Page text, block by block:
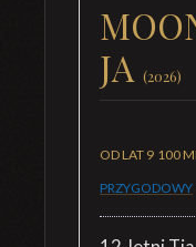
JA (2026)
OD LAT 9 100
PRZYGODOWY